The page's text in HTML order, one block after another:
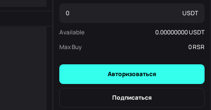
USDT
Available 0.00000000USDT
Max Buy
0RSR
Авторизоваться
Подписаться